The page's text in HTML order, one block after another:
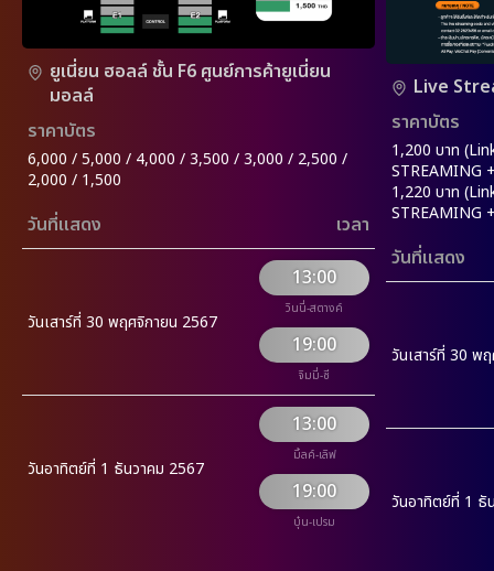
ยูเนี่ยน ฮอลล์ ชั้น F6 ศูนย์การค้ายูเนี่ยน
มอลล์
ราคาบัตร
6,000 / 5,000 / 4,000 / 3,500 / 3,000 / 2,500 /
2,000 / 1,500
วันที่แสดง เวลา
วันเสาร์ที่ 30 พฤศจิกายน 2567
13:00
วินนี่-สตางค์
19:00
จิมมี่-ซี
วันอาทิตย์ที่ 1 ธันวาคม 2567
13:00
มิ้ลค์-เลิฟ
19:00
บุ๋น-เปรม
Live
ราคาบัตร
1,200 บาท
STREAMING
1,220 บาท
STREAMING
วันที่แสดง
วันเสาร์ที่ 30 พ
วันอาทิตย์ที่ 1 ธั